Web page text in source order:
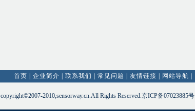
首页
企业简介 联系我们 常见问题 友情链接 网站导航
copyright©2007-2010,sensorway.cn.All Rights Reserved.京ICP备07023885号